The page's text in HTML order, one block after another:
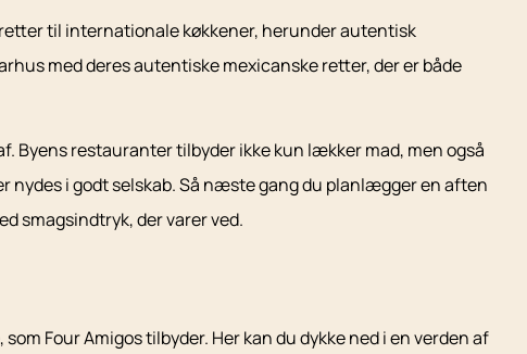
til internationale køkkener, herunder autentisk
med deres autentiske mexicanske retter, der er både
Byens restauranter tilbyder ikke kun lækker mad, men også
nydes i godt selskab. Så næste gang du planlægger en aften
smagsindtryk, der varer ved.
Four Amigos tilbyder. Her kan du dykke ned i en verden af